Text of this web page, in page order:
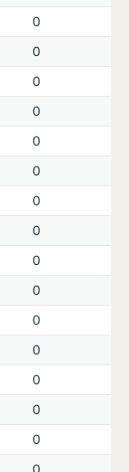
0
0
0
0
0
0
0
0
0
0
0
0
0
0
0
0